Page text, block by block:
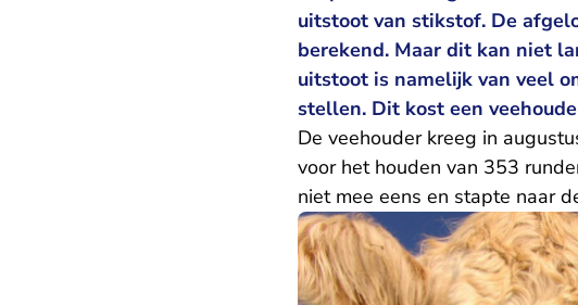
uitstoot van stikstof. De
berekend. Maar dit kan niet
uitstoot is namelijk van veel
stellen. Dit kost een
De veehouder kreeg in
voor het houden van 353
niet mee eens en stapte naar